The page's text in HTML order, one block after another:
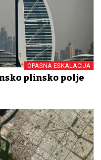
OPASNA ESKALACIJA
plinsko polje